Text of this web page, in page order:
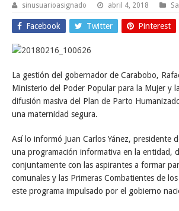
sinusuarioasignado abril 4, 2018
Facebook Twitter Pinterest
La gestión del gobernador de Carabobo,
Ministerio del Poder Popular para la Mujer y
difusión masiva del Plan de Parto
una maternidad segura.
Así lo informó Juan Carlos Yánez, presidente
una programación informativa en la entidad,
conjuntamente con las aspirantes a formar
comunales y las Primeras Combatientes de
este programa impulsado por el gobierno